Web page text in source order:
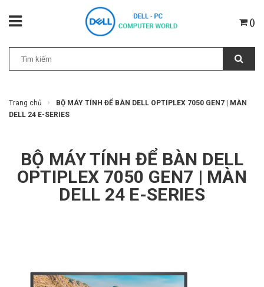
()
Trang chủ
BỘ MÁY TÍNH ĐỂ BÀN DELL OPTIPLEX 7050 GEN7 | MÀN
DELL 24 E-SERIES
BỘ MÁY TÍNH ĐỂ BÀN DELL
OPTIPLEX 7050 GEN7 | MÀN
DELL 24 E-SERIES